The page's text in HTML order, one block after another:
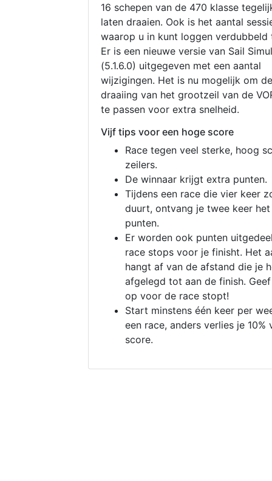
16 schepen van de 470 klasse
laten draaien. Ook is het aantal
waarop u in kunt loggen verdubbeld
Er is een nieuwe versie van Sail
(5.1.6.0) uitgegeven met een aantal
wijzigingen. Het is nu mogelijk om de
draaiing van het grootzeil van de
te passen voor extra snelheid.
Vijf tips voor een hoge score
Race tegen veel sterke, hoog
zeilers.
De winnaar krijgt extra punten.
Tijdens een race die vier keer
duurt, ontvang je twee keer
punten.
Er worden ook punten
race stops voor je finisht. Het
hangt af van de afstand die je
afgelegd tot aan de finish.
op voor de race stopt!
Start minstens één keer per
een race, anders verlies je 10%
score.